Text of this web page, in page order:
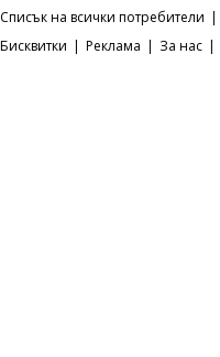
Списък на всички потребители |
Бисквитки | Реклама | За нас |